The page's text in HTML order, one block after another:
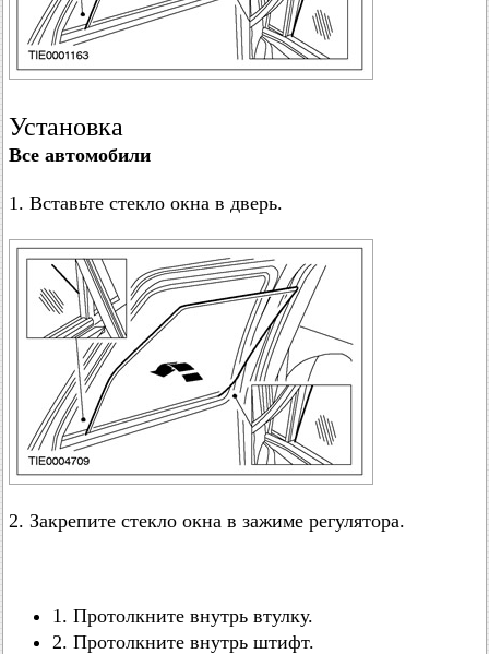
Установка
Все автомобили
1. Вставьте стекло окна в дверь.
2. Закрепите стекло окна в зажиме регулятора.
1. Протолкните внутрь втулку.
2. Протолкните внутрь штифт.